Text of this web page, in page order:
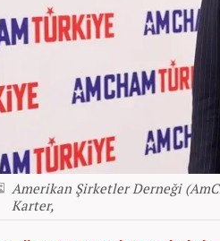
Amerikan Şirketler Derneği
Karter,